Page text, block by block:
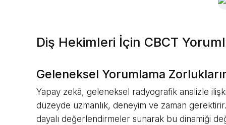
Diş Hekimleri İçin CBCT
Geleneksel Yorumlama
Yapay zekâ, geleneksel radyografik analizle
düzeyde uzmanlık, deneyim ve zaman
dayalı değerlendirmeler sunarak bu dinamiği